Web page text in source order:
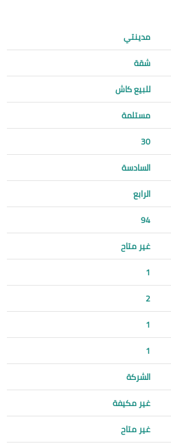
مدينتي
شقة
للبيع كاش
مستلمة
30
السادسة
الرابع
94
غير متاح
1
2
1
1
الشركة
غير مكيفة
غير متاح